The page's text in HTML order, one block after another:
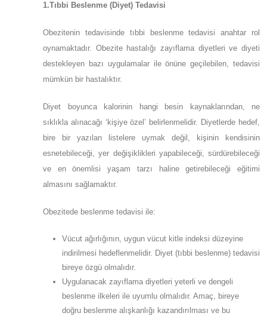
1.Tıbbi Beslenme (Diyet) Tedavisi
Obezitenin tedavisinde tıbbi beslenme tedavisi anahtar rol
oynamaktadır. Obezite hastalığı zayıflama diyetleri ve diyeti
destekleyen bazı uygulamalar ile önüne geçilebilen, tedavisi
mümkün bir hastalıktır.
Diyet boyunca kalorinin hangi besin kaynaklarından, ne
sıklıkla alınacağı ‘kişiye özel’ belirlenmelidir. Diyetlerde hedef,
bire bir yazılan listelere uymak değil, kişinin kendisinin
esnetebileceği, yer değişiklikleri yapabileceği, sürdürebileceği
ve en önemlisi yaşam tarzı haline getirebileceği eğitimi
almasını sağlamaktır.
Obezitede beslenme tedavisi ile:
Vücut ağırlığının, uygun vücut kitle indeksi düzeyine
indirilmesi hedeflenmelidir. Diyet (tıbbi beslenme) tedavisi
bireye özgü olmalıdır.
Uygulanacak zayıflama diyetleri yeterli ve dengeli
beslenme ilkeleri ile uyumlu olmalıdır. Amaç, bireye
doğru beslenme alışkanlığı kazandırılması ve bu